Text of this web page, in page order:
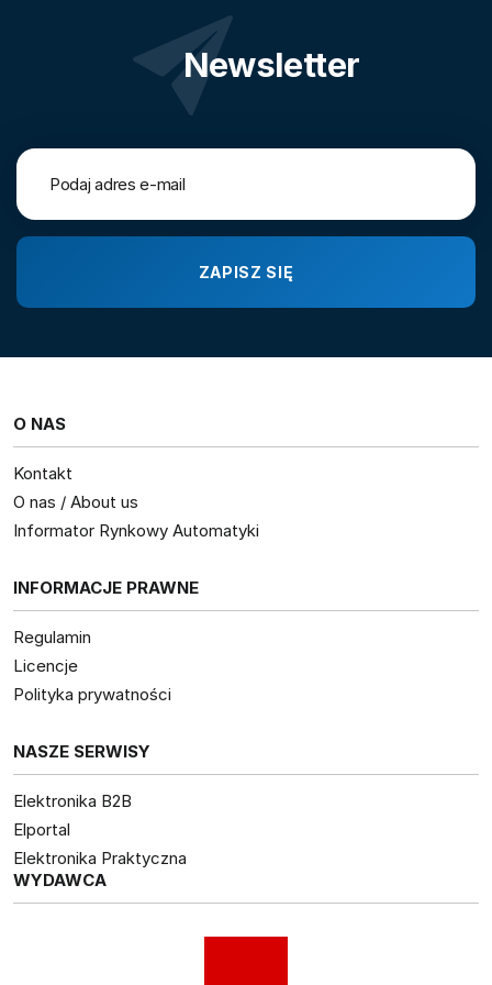
Newsletter
O NAS
Kontakt
O nas / About us
Informator Rynkowy Automatyki
INFORMACJE PRAWNE
Regulamin
Licencje
Polityka prywatności
NASZE SERWISY
Elektronika B2B
Elportal
Elektronika Praktyczna
WYDAWCA